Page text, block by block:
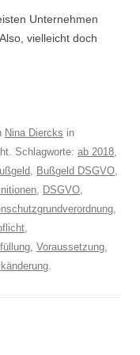
Unternehmen
vielleicht doch
Nina Diercks in
Schlagworte: ab 2018,
, Bußgeld DSGVO,
, DSGVO,
,
,
, Voraussetzung,
.